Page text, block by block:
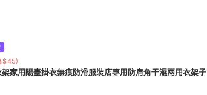
$45)
家用陽臺掛衣無痕防滑服裝店專用防肩角干濕兩用衣架子